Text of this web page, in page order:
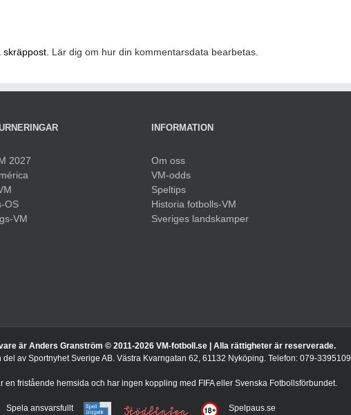
skräppost. Lär dig om hur din kommentarsdata bearbetas.
2027
OS
VM
INFORMATION
Om oss
VM-odds
Speltips
Historia fotbolls-VM
Sveriges landskamper
är Anders Granström © 2011-2026 VM-fotboll.se | Alla rättigheter är reserverade.
del av Sportnyhet Sverige AB. Västra Kvarngatan 62, 61132 Nyköping. Telefon: 079-3395109
en fristående hemsida och har ingen koppling med FIFA eller Svenska Fotbollsförbundet.
Spela ansvarsfullt Spelpaus.se